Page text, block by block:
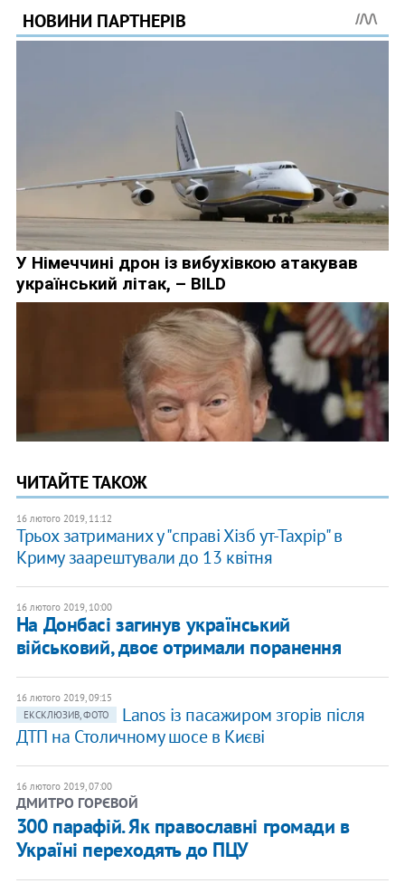
ЧИТАЙТЕ ТАКОЖ
16 лютого 2019, 11:12
Трьох затриманих у "справі Хізб ут-Тахрір" в
Криму заарештували до 13 квітня
16 лютого 2019, 10:00
На Донбасі загинув український
військовий, двоє отримали поранення
16 лютого 2019, 09:15
ЕКСКЛЮЗИВ, ФОТО
​Lanos із пасажиром згорів після
ДТП на Столичному шосе в Києві
16 лютого 2019, 07:00
ДМИТРО ГОРЄВОЙ
300 парафій. Як православні громади в
Україні переходять до ПЦУ